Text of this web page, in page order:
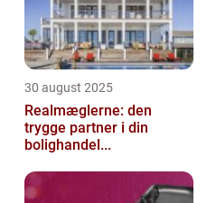
30 august 2025
Realmæglerne: den
trygge partner i din
bolighandel...